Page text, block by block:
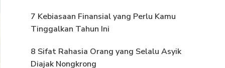
7 Kebiasaan Finansial yang Perlu Kamu
Tinggalkan Tahun Ini
8 Sifat Rahasia Orang yang Selalu Asyik
Diajak Nongkrong